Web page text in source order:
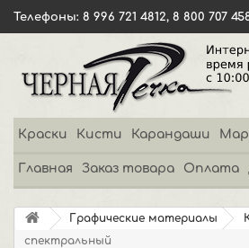
Телефоны: 8 996 721 4812, 8 800 707
Краски Кисти Карандаши
Главная Заказ товара Оплата
Графические материалы
спектральный